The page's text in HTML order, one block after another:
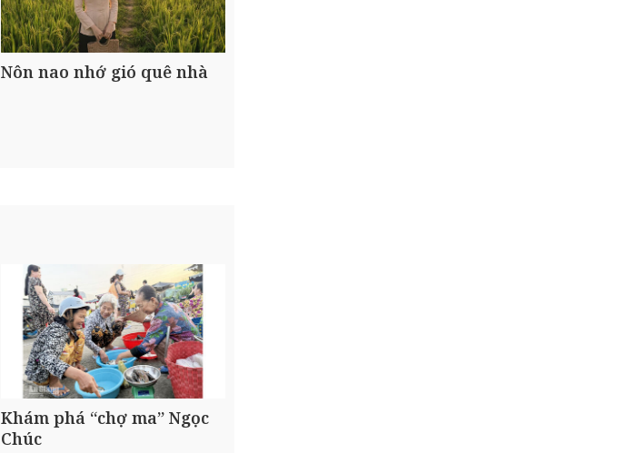
Nôn nao nhớ gió quê nhà
Khám phá “chợ ma” Ngọc
Chúc